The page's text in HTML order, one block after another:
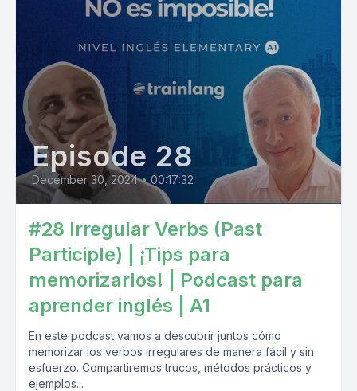
Episode 28
December 30, 2024 • 00:17:32
#28 Irregular Verbs (Past
Participle) | ¡Tips para
memorizarlos! | Podcast para
aprender inglés | A1
En este podcast vamos a descubrir juntos cómo
memorizar los verbos irregulares de manera fácil y sin
esfuerzo. Compartiremos trucos, métodos prácticos y
ejemplos...